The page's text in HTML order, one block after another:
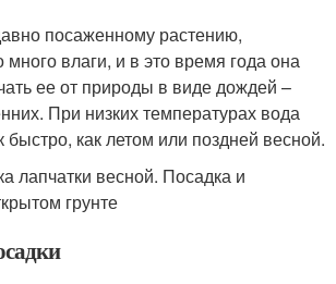
посаженному растению,
много влаги, и в это время года она
ее от природы в виде дождей –
При низких температурах вода
быстро, как летом или поздней весной.